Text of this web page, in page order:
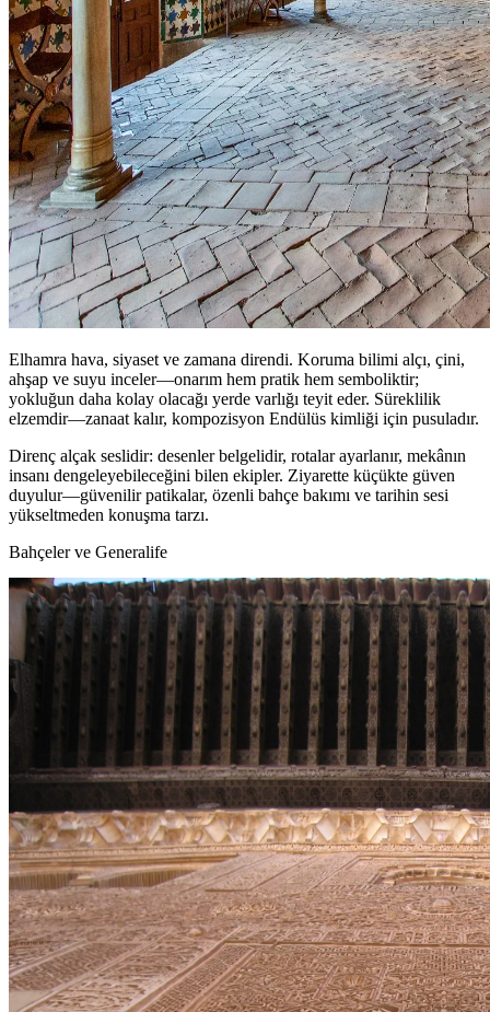
Elhamra hava, siyaset ve zamana direndi. Koruma bilimi alçı, çini,
ahşap ve suyu inceler—onarım hem pratik hem semboliktir;
yokluğun daha kolay olacağı yerde varlığı teyit eder. Süreklilik
elzemdir—zanaat kalır, kompozisyon Endülüs kimliği için pusuladır.
Direnç alçak seslidir: desenler belgelidir, rotalar ayarlanır, mekânın
insanı dengeleyebileceğini bilen ekipler. Ziyarette küçükte güven
duyulur—güvenilir patikalar, özenli bahçe bakımı ve tarihin sesi
yükseltmeden konuşma tarzı.
Bahçeler ve Generalife